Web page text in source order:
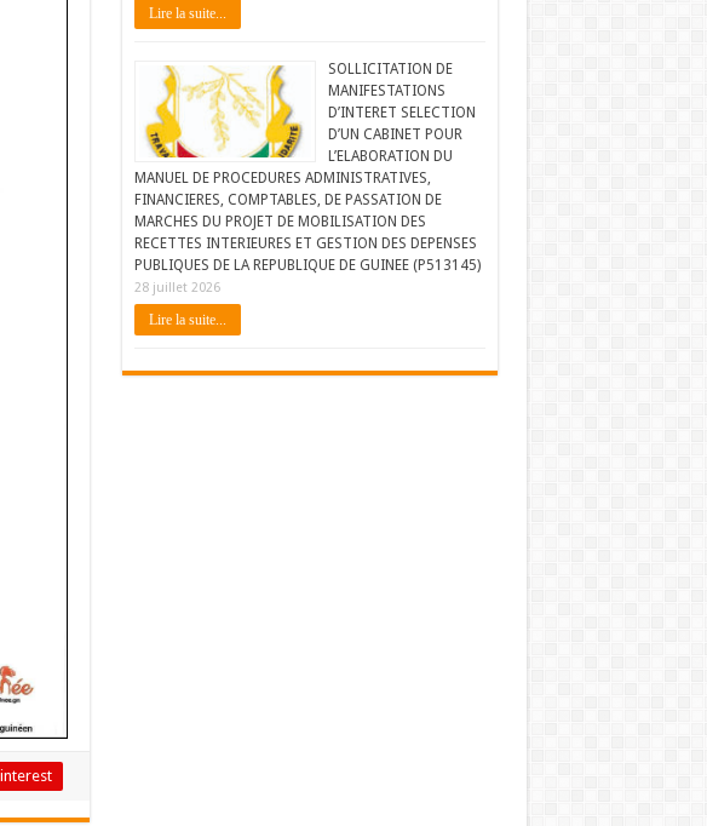
Lire la suite...
SOLLICITATION DE
MANIFESTATIONS
D’INTERET SELECTION
D’UN CABINET POUR
L’ELABORATION DU
MANUEL DE PROCEDURES ADMINISTRATIVES,
FINANCIERES, COMPTABLES, DE PASSATION DE
MARCHES DU PROJET DE MOBILISATION DES
RECETTES INTERIEURES ET GESTION DES DEPENSES
PUBLIQUES DE LA REPUBLIQUE DE GUINEE (P513145)
28 juillet 2026
Lire la suite...